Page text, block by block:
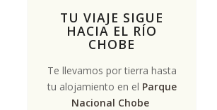
TU VIAJE SIGUE
HACIA EL RÍO
CHOBE
Te llevamos por tierra hasta
tu alojamiento en el Parque
Nacional Chobe